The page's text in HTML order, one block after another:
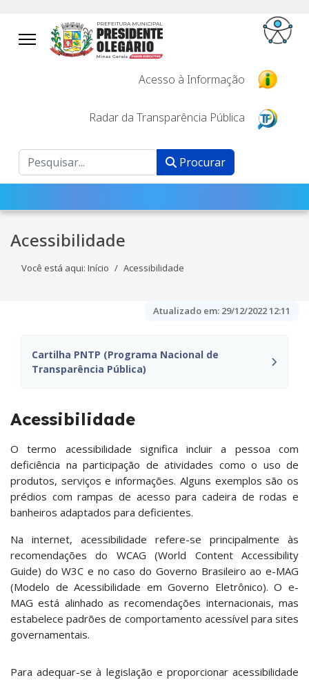
Acesso à Informação
Radar da Transparência Pública
Procurar Procurar
Acessibilidade
Você está aqui: Início Acessibilidade
Atualizado em: 29/12/2022 12:11
Cartilha PNTP (Programa Nacional de
Transparência Pública)
Acessibilidade
O termo acessibilidade significa incluir a pessoa com
deficiência na participação de atividades como o uso de
produtos, serviços e informações. Alguns exemplos são os
prédios com rampas de acesso para cadeira de rodas e
banheiros adaptados para deficientes.
Na internet, acessibilidade refere-se principalmente às
recomendações do WCAG (World Content Accessibility
Guide) do W3C e no caso do Governo Brasileiro ao e-MAG
(Modelo de Acessibilidade em Governo Eletrônico). O e-
MAG está alinhado as recomendações internacionais, mas
estabelece padrões de comportamento acessível para sites
governamentais.
Para adequar-se à legislação e proporcionar acessibilidade